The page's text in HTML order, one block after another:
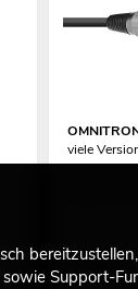
viele
4,50€
Support-